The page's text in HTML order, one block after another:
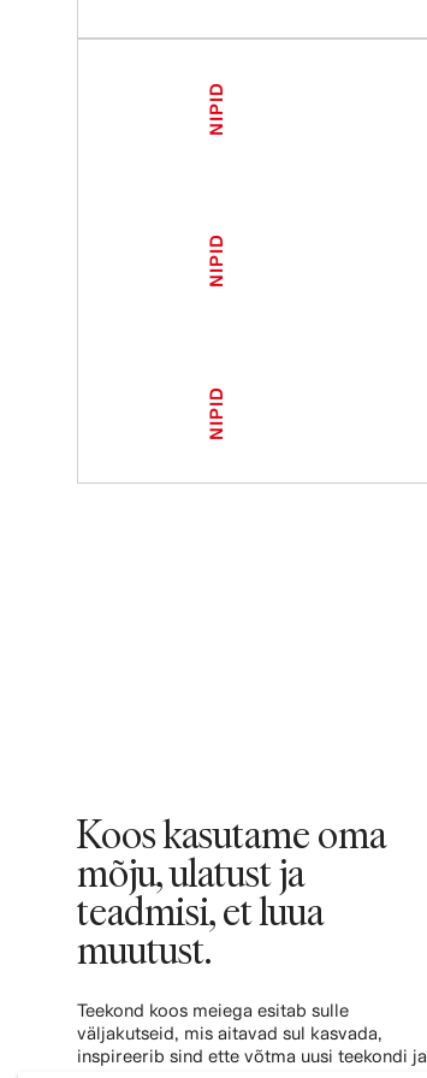
NIPID
NIPID
NIPID
Koos kasutame oma
mõju, ulatust ja
teadmisi, et luua
muutust.
Teekond koos meiega esitab sulle
väljakutseid, mis aitavad sul kasvada,
inspireerib sind ette võtma uusi teekondi ja